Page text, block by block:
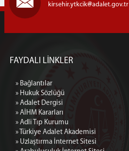
kirsehir.ytkcik adalet.gov.tr
FAYDALI LİNKLER
» Bağlantılar
» Hukuk Sözlüğü
» Adalet Dergisi
» AİHM Kararları
» Adli Tıp Kurumu
» Türkiye Adalet Akademisi
» Uzlaştırma İnternet Sitesi